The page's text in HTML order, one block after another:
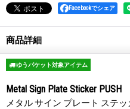
Facebookでシェア
商品詳細
ゆうパケット対象アイテム
Metal Sign Plate Sticker PUSH
メタル サイン プレート ステ